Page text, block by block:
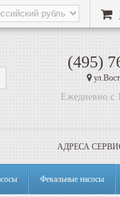
(495)
Ежедневно с
АДРЕСА
Фекальные насосы